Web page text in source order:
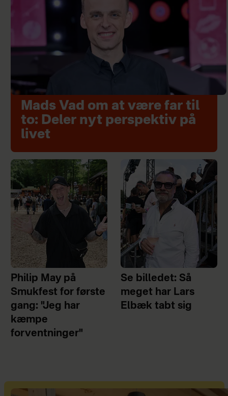
Mads Vad om at være far til
to: Deler nyt perspektiv på
livet
Philip May på
Smukfest for første
gang: "Jeg har
kæmpe
forventninger"
Se billedet: Så
meget har Lars
Elbæk tabt sig